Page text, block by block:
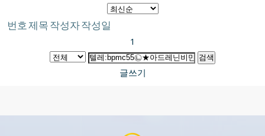
번호제목작성자작성일
1
검색
글쓰기